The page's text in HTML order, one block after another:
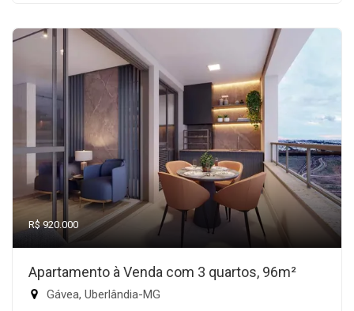
R$ 920.000
Apartamento à Venda com 3 quartos, 96m²
Gávea, Uberlândia-MG